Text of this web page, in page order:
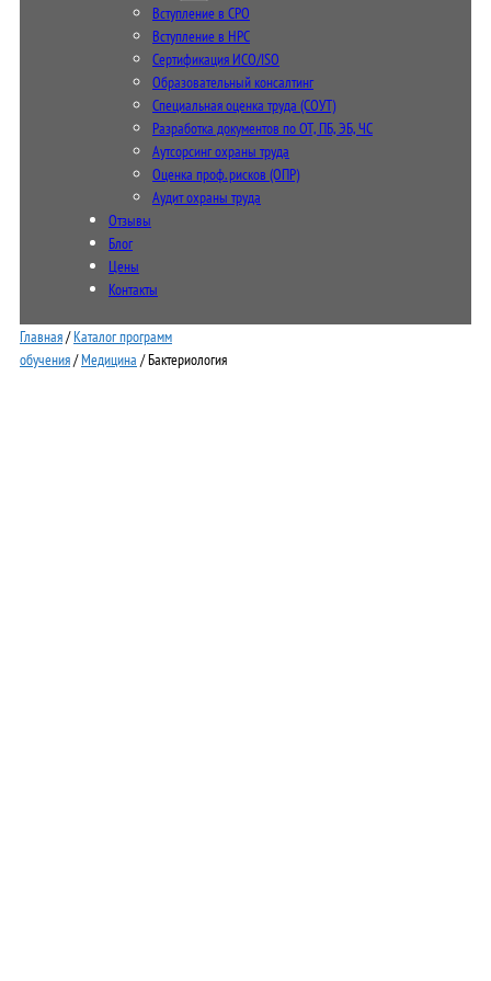
Вступление в СРО
Вступление в НРС
Сертификация ИСО/ISO
Образовательный консалтинг
Специальная оценка труда (СОУТ)
Разработка документов по ОТ, ПБ, ЭБ, ЧС
Аутсорсинг охраны труда
Оценка проф. рисков (ОПР)
Аудит охраны труда
Отзывы
Блог
Цены
Контакты
Главная/Каталог программ
обучения/Медицина / Бактериология